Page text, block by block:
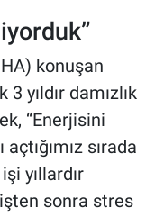
konuşan
yıldır damızlık
“Enerjisini
sırada
yıllardır
sonra stres